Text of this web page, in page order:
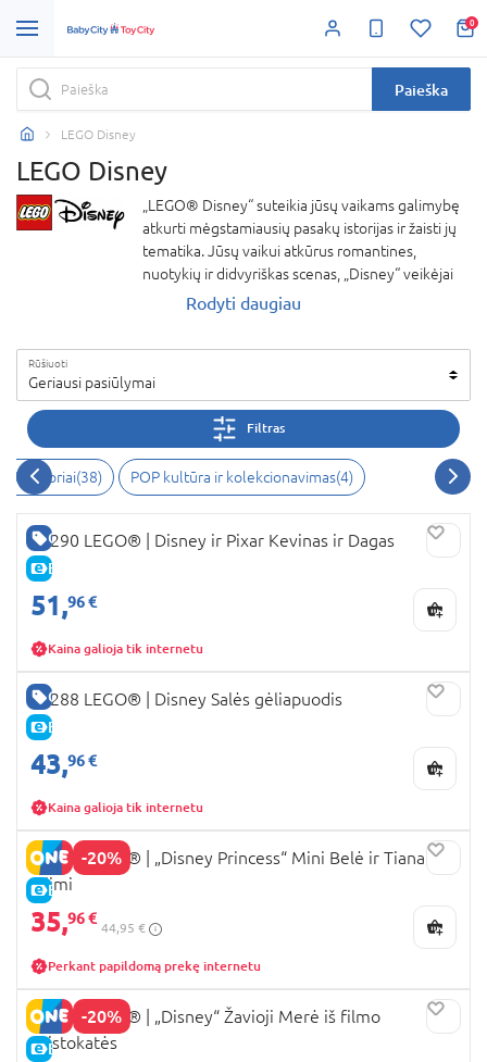
0
Paieška
LEGO Disney
LEGO Disney
„LEGO® Disney“ suteikia jūsų vaikams galimybę
atkurti mėgstamiausių pasakų istorijas ir žaisti jų
tematika. Jūsų vaikui atkūrus romantines,
nuotykių ir didvyriškas scenas, „Disney“ veikėjai
tiesiog atgis!Rodyti daugiau
Rūšiuoti
Geriausi pasiūlymai
Filtras
POP kultūra ir kolekcionavimas(4)
GERA KAINA
E-KAINA
43290 LEGO® ǀ Disney ir Pixar Kevinas ir Dagas
51,96 €
Kaina galioja tik internetu
GERA KAINA
E-KAINA
43288 LEGO® ǀ Disney Salės gėliapuodis
43,96 €
Kaina galioja tik internetu
-20%
E-KAINA
43291 LEGO® ǀ „Disney Princess“ Mini Belė ir Tiana su
pilimi
35,96 €
44,95 €
Perkant papildomą prekę internetu
-20%
E-KAINA
43286 LEGO® ǀ „Disney“ Žavioji Merė iš filmo
Aristokatės